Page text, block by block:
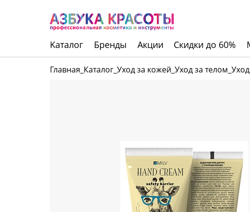
Kаталог Бренды Акции Скидки до 60%
Главная Каталог Уход за кожей Уход за телом